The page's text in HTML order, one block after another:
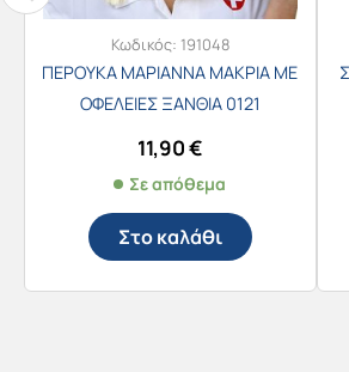
Κωδικός: 191048
ΠΕΡΟΥΚΑ ΜΑΡΙΑΝΝΑ ΜΑΚΡΙΑ ΜΕ
ΟΦΕΛΕΙΕΣ ΞΑΝΘΙΑ 0121
11,90€
Σε απόθεμα
Στο καλάθι